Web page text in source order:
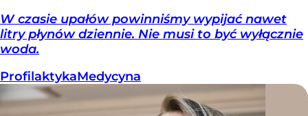
W czasie upałów powinniśmy wypijać nawet
litry płynów dziennie. Nie musi to być wyłącznie
woda.
ProfilaktykaMedycyna